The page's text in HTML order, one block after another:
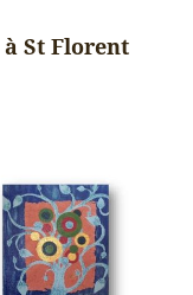
à St Florent